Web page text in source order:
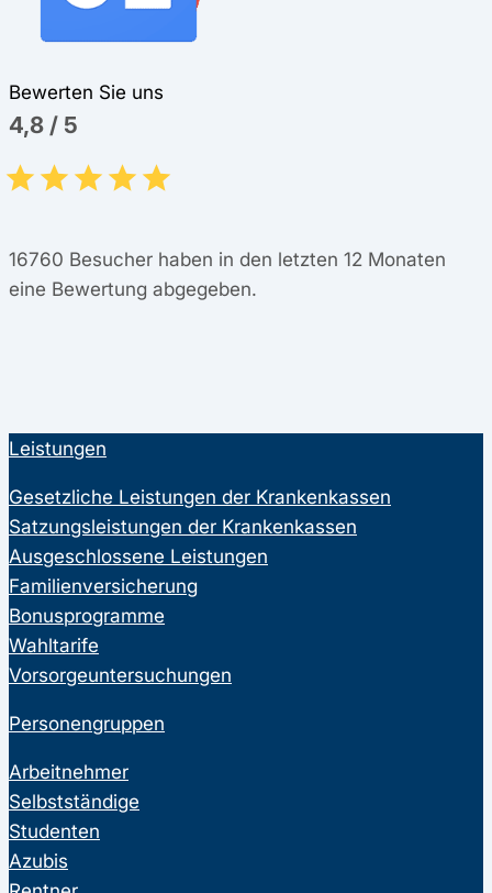
Bewerten Sie uns
4,8 / 5
16760 Besucher haben in den letzten 12 Monaten
eine Bewertung abgegeben.
Leistungen
Gesetzliche Leistungen der Krankenkassen
Satzungsleistungen der Krankenkassen
Ausgeschlossene Leistungen
Familienversicherung
Bonusprogramme
Wahltarife
Vorsorgeuntersuchungen
Personengruppen
Arbeitnehmer
Selbstständige
Studenten
Azubis